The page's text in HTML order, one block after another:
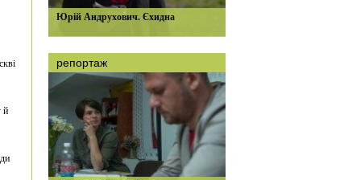
й
Юрій Андрухович. Єхидна
репортаж